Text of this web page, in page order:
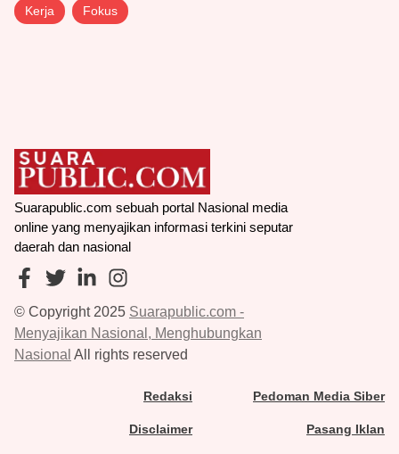
Kerja Fokus
Suarapublic.com sebuah portal Nasional media
online yang menyajikan informasi terkini seputar
daerah dan nasional
© Copyright 2025 Suarapublic.com -
Menyajikan Nasional, Menghubungkan
Nasional All rights reserved
Redaksi Pedoman Media Siber
Disclaimer Pasang Iklan